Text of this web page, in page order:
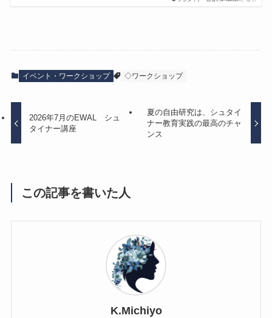
イベント・ワークショップ ◇ワークショップ
2026年7月のEWAL シュ
タイナー講座
夏の自由研究は、シュタイ
ナー教育実践の最高のチャ
ンス
この記事を書いた人
K.Michiyo